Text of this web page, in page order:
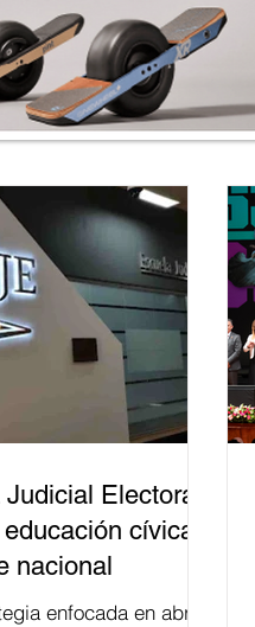
Electoral
cívica
nacional
enfocada en abrir